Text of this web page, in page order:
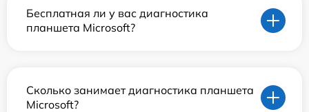
Бесплатная ли у вас диагностика
планшета Microsoft?
Сколько занимает диагностика планшета
Microsoft?